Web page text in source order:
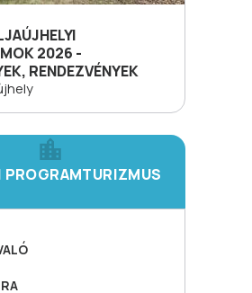
2026 -
RENDEZVÉNYEK
PROGRAMTURIZMUS